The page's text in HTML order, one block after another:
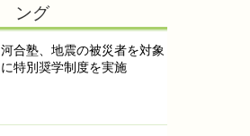
ング
河合塾、地震の被災者を対象
に特別奨学制度を実施